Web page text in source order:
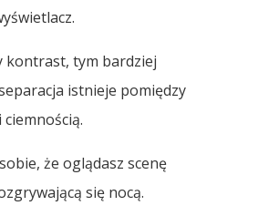
kontrast, tym bardziej
istnieje pomiędzy
ciemnością.
że oglądasz scenę
się nocą.